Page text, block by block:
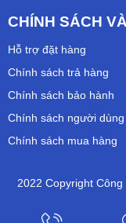
CHÍNH SÁCH
Hỗ trợ đặt hàng
Chính sách trả hàng
Chính sách bảo hành
Chính sách người dùng
Chính sách mua hàng
2022 Copyright